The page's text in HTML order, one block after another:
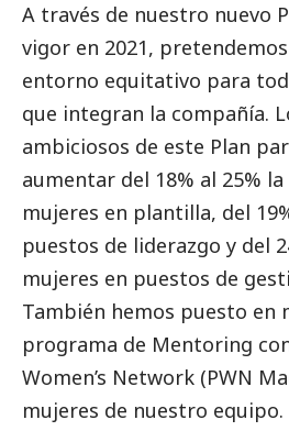
A través de nuestro nuevo
vigor en 2021,
entorno equitativo para
que integran la compañía.
ambiciosos de este Plan
aumentar del 18% al 25%
mujeres en plantilla, del
puestos de liderazgo y del
mujeres en puestos de
También hemos puesto en
programa de Mentoring
Women’s Network (PWN
mujeres de nuestro equipo.